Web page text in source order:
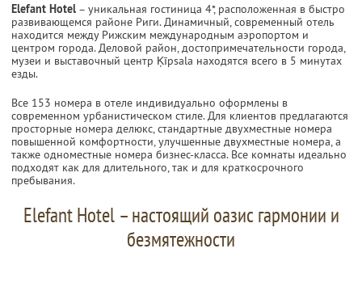
Elefant Hotel – уникальная гостиница 4*, расположенная в быстро
развивающемся районе Риги. Динамичный, современный отель
находится между Рижским международным аэропортом и
центром города. Деловой район, достопримечательности города,
музеи и выставочный центр Ķīpsala находятся всего в 5 минутах
езды.
Все 153 номера в отеле индивидуально оформлены в
современном урбанистическом стиле. Для клиентов предлагаются
просторные номера делюкс, стандартные двухместные номера
повышенной комфортности, улучшенные двухместные номера, а
также одноместные номера бизнес-класса. Все комнаты идеально
подходят как для длительного, так и для краткосрочного
пребывания.
Elefant Hotel – настоящий оазис гармонии и
безмятежности